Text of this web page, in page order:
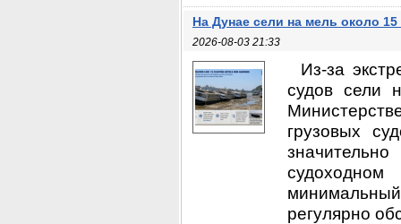
На Дунае сели на мель около
2026-08-03 21:33
Из-за
судов сели
грузовых
судоходном
регулярно